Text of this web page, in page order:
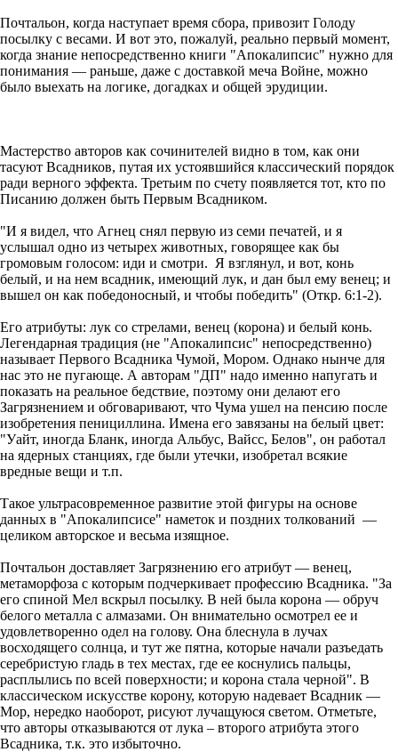
Почтальон, когда наступает время сбора, привозит Голоду
посылку с весами. И вот это, пожалуй, реально первый момент,
когда знание непосредственно книги "Апокалипсис" нужно для
понимания — раньше, даже с доставкой меча Войне, можно
было выехать на логике, догадках и общей эрудиции.
Мастерство авторов как сочинителей видно в том, как они
тасуют Всадников, путая их устоявшийся классический порядок
ради верного эффекта. Третьим по счету появляется тот, кто по
Писанию должен быть Первым Всадником.
"И я видел, что Агнец снял первую из семи печатей, и я
услышал одно из четырех животных, говорящее как бы
громовым голосом: иди и смотри. Я взглянул, и вот, конь
белый, и на нем всадник, имеющий лук, и дан был ему венец; и
вышел он как победоносный, и чтобы победить" (Откр. 6:1-2).
Его атрибуты: лук со стрелами, венец (корона) и белый конь.
Легендарная традиция (не "Апокалипсис" непосредственно)
называет Первого Всадника Чумой, Мором. Однако нынче для
нас это не пугающе. А авторам "ДП" надо именно напугать и
показать на реальное бедствие, поэтому они делают его
Загрязнением и обговаривают, что Чума ушел на пенсию после
изобретения пенициллина. Имена его завязаны на белый цвет:
"Уайт, иногда Бланк, иногда Альбус, Вайсс, Белов", он работал
на ядерных станциях, где были утечки, изобретал всякие
вредные вещи и т.п.
Такое ультрасовременное развитие этой фигуры на основе
данных в "Апокалипсисе" наметок и поздних толкований —
целиком авторское и весьма изящное.
Почтальон доставляет Загрязнению его атрибут — венец,
метаморфоза с которым подчеркивает профессию Всадника. "За
его спиной Мел вскрыл посылку. В ней была корона — обруч
белого металла с алмазами. Он внимательно осмотрел ее и
удовлетворенно одел на голову. Она блеснула в лучах
восходящего солнца, и тут же пятна, которые начали разъедать
серебристую гладь в тех местах, где ее коснулись пальцы,
расплылись по всей поверхности; и корона стала черной". В
классическом искусстве корону, которую надевает Всадник —
Мор, нередко наоборот, рисуют лучащуюся светом. Отметьте,
что авторы отказываются от лука – второго атрибута этого
Всадника, т.к. это избыточно.